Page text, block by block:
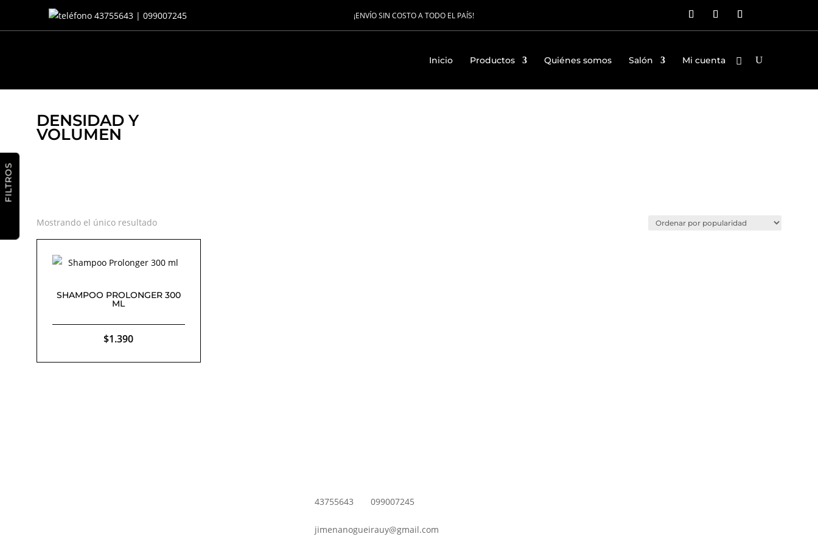
43755643 | 099007245 ¡ENVÍO SIN COSTO A TODO EL PAÍS!
Inicio Productos Quiénes somos Salón Mi cuenta
FILTROS
DENSIDAD Y
VOLUMEN
Mostrando el único resultado
SHAMPOO PROLONGER 300
ML
$1.390
43755643 099007245
jimenanogueirauy@gmail.com